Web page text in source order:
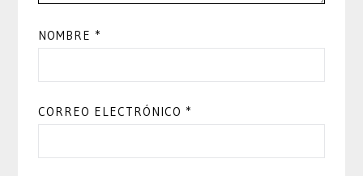
NOMBRE *
CORREO ELECTRÓNICO *